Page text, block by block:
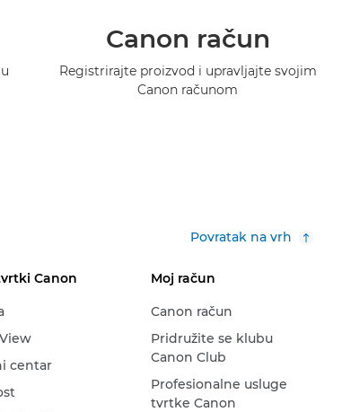
Canon račun
Registrirajte proizvod i upravljajte svojim
Canon računom
Povratak na vrh
Canon
centar
Moj račun
Canon račun
Pridružite se klubu
Canon Club
Profesionalne usluge
tvrtke Canon